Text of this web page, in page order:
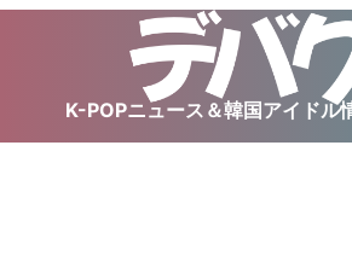
K-POPニュース＆韓国アイドル